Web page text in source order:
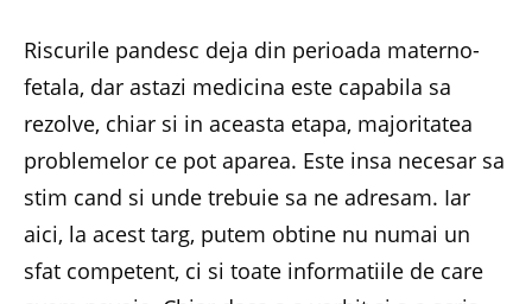
Riscurile pandesc deja din perioada materno-
fetala, dar astazi medicina este capabila sa
rezolve, chiar si in aceasta etapa, majoritatea
problemelor ce pot aparea. Este insa necesar sa
stim cand si unde trebuie sa ne adresam. Iar
aici, la acest targ, putem obtine nu numai un
sfat competent, ci si toate informatiile de care